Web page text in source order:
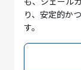
り、安定的か
す。